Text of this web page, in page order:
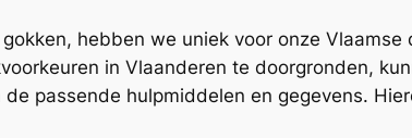
hebben we uniek voor onze Vlaamse
in Vlaanderen te doorgronden,
passende hulpmiddelen en gegevens.